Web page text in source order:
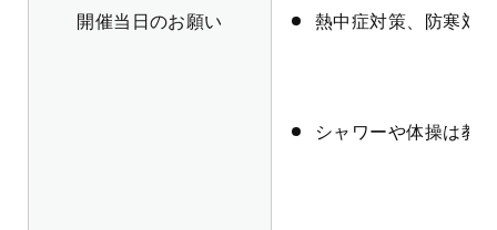
開催当日のお願い 熱中症対策、防寒対
シャワーや体操は教